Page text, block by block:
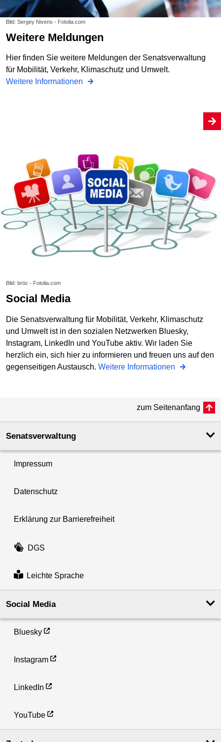
Bild: Sergey Nivens - Fotolia.com
Weitere Meldungen
Hier finden Sie weitere Meldungen der Senatsverwaltung
für Mobilität, Verkehr, Klimaschutz und Umwelt.
Weitere Informationen
Bild: bröc - Fotolia.com
Social Media
Die Senatsverwaltung für Mobilität, Verkehr, Klimaschutz
und Umwelt ist in den sozialen Netzwerken Bluesky,
Instagram, LinkedIn und YouTube aktiv. Wir laden Sie
herzlich ein, sich hier zu informieren und freuen uns auf den
gegenseitigen Austausch. Weitere Informationen
zum Seitenanfang
Senatsverwaltung
Impressum
Datenschutz
Erklärung zur Barrierefreiheit
DGS
Leichte Sprache
Social Media
Bluesky
Instagram
LinkedIn
YouTube